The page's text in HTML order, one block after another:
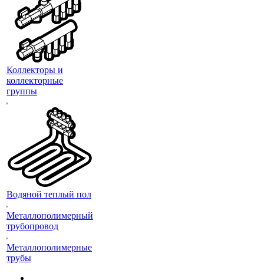
Коллекторы и
коллекторные
группы
Водяной теплый пол
Металлополимерный
трубопровод
Металлополимерные
трубы